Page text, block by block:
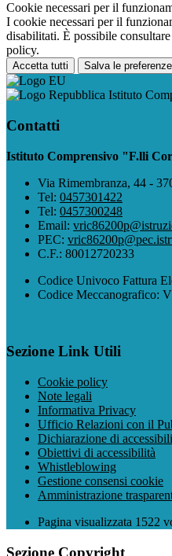
Cookie necessari per il
I cookie necessari per il
disabilitati. È possibile
policy.
Accetta tutti Salva le preferenze
Istituto
Contatti
Istituto Comprensivo "F.lli
Via Rimembranza, 44 -
Tel: 0457301422
Tel: 0457300248
Email:
PEC:
C.F.: 80012720233
Codice Univoco Fattura
Codice Meccanografico:
Sezione Link Utili
Cookie policy
Note legali
Informativa Privacy
Ufficio Relazioni con il
Dichiarazione di
Obiettivi di accessibilità
Whistleblowing
Gestione consensi cookie
Amministrazione
Pagina visualizzata 1522
Sezione Copyright